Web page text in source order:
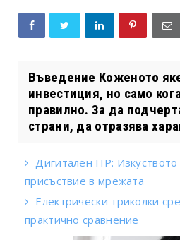
Въведение Коженото
инвестиция, но само
правилно. За да
страни, да отразява
Дигитален ПР: Изкуството
присъствие в мрежата
Електрически триколки
практично сравнение